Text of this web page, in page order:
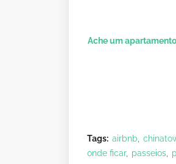
Ache um
Tags: airbnb
onde ficar
passeios